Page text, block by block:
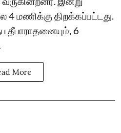
மணிக்கு திறக்கப்பட்டது.
தீபாராதனையும், 6
More